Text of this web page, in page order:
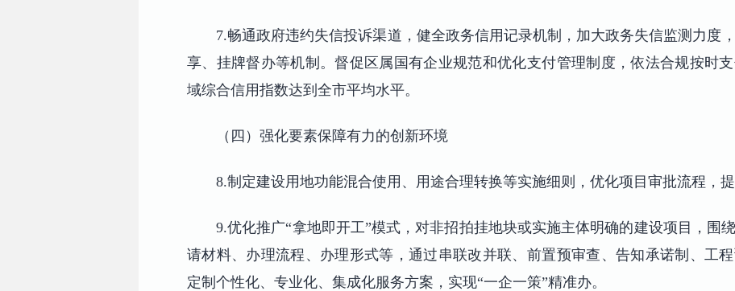
7.畅通政府违约失信投诉渠道，健全政务信用记录机制，加大政务失信监测力度
享、挂牌督办等机制。督促区属国有企业规范和优化支付管理制度，依法合规按时
域综合信用指数达到全市平均水平。
（四）强化要素保障有力的创新环境
8.制定建设用地功能混合使用、用途合理转换等实施细则，优化项目审批流程，提
9.优化推广“拿地即开工”模式，对非招拍挂地块或实施主体明确的建设项目，围
请材料、办理流程、办理形式等，通过串联改并联、前置预审查、告知承诺制、工
定制个性化、专业化、集成化服务方案，实现“一企一策”精准办。